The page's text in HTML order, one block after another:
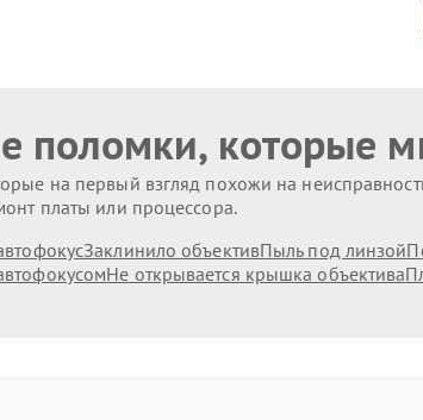
поломки, которые
на первый взгляд похожи на
платы или процессора.
Заклинило объективПыль под линзой
Не открывается крышка объектива